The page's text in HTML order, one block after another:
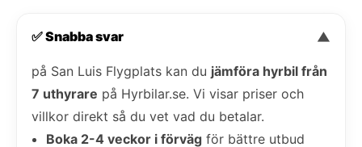
✅ Snabba svar ▼
på San Luis Flygplats kan du jämföra hyrbil från
7 uthyrare på Hyrbilar.se. Vi visar priser och
villkor direkt så du vet vad du betalar.
Boka 2-4 veckor i förväg för bättre utbud